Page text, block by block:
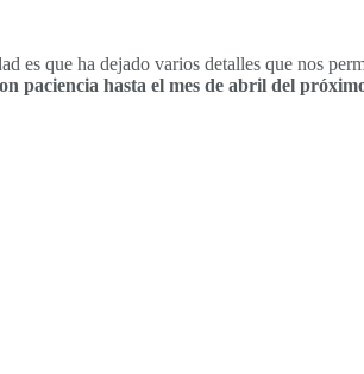
es que ha dejado varios detalles que nos
paciencia hasta el mes de abril del